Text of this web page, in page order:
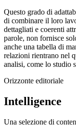
Questo grado di
di combinare il loro
dettagliati e coerenti
parole, non fornisce
anche una tabella di
relazioni rientrano nel
analisi, come lo studio
Orizzonte editoriale
Intelligence
Una selezione di